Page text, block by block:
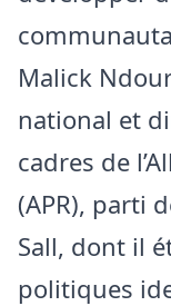
Malick
national et
cadres de
(APR), parti
Sall, dont il
politiques